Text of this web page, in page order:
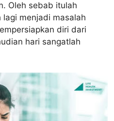
Oleh sebab itulah
menjadi masalah
diri dari
hari sangatlah